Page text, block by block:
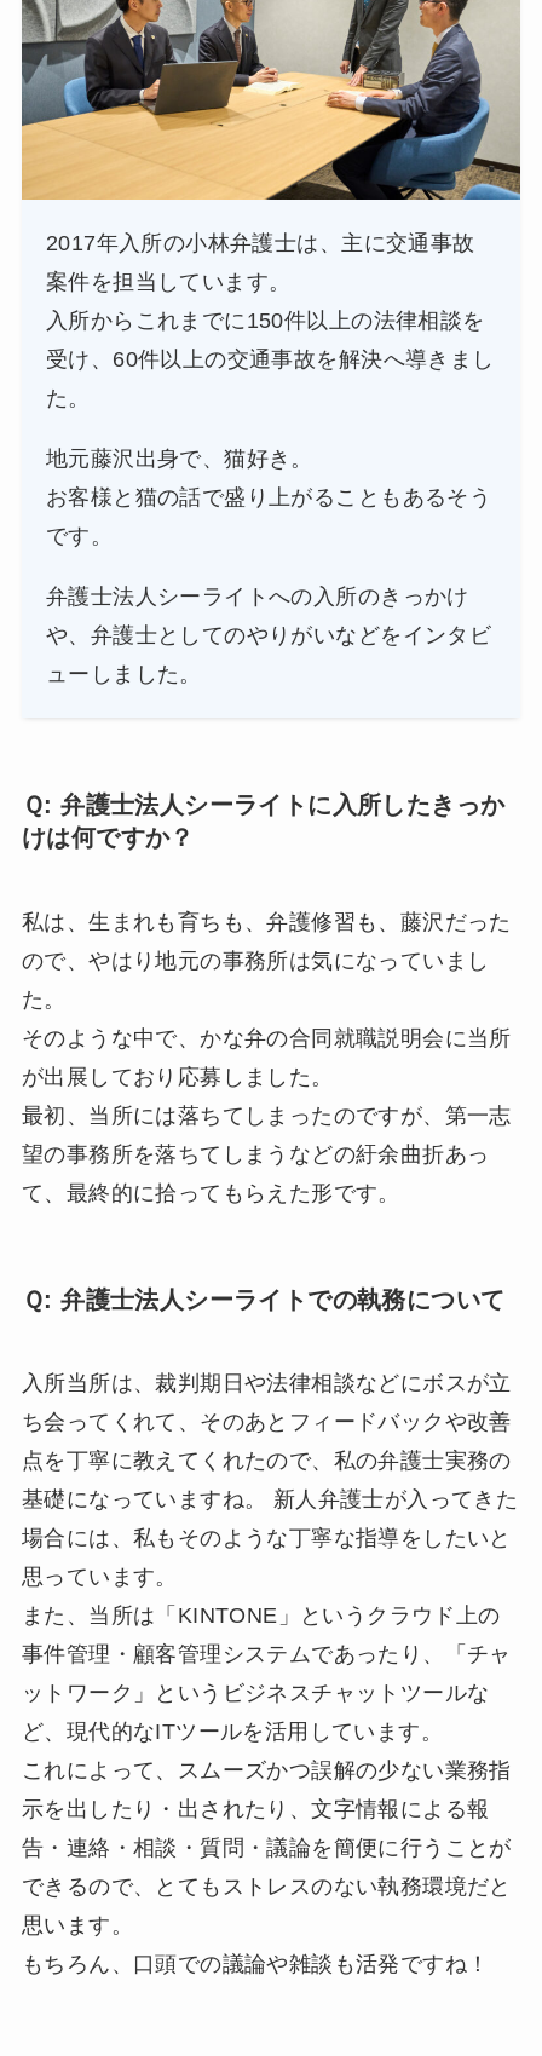
2017年入所の小林弁護士は、主に交通事故
案件を担当しています。
入所からこれまでに150件以上の法律相談を
受け、60件以上の交通事故を解決へ導きまし
た。
地元藤沢出身で、猫好き。
お客様と猫の話で盛り上がることもあるそう
です。
弁護士法人シーライトへの入所のきっかけ
や、弁護士としてのやりがいなどをインタビ
ューしました。
Ｑ: 弁護士法人シーライトに入所したきっか
けは何ですか？
私は、生まれも育ちも、弁護修習も、藤沢だった
ので、やはり地元の事務所は気になっていまし
た。
そのような中で、かな弁の合同就職説明会に当所
が出展しており応募しました。
最初、当所には落ちてしまったのですが、第一志
望の事務所を落ちてしまうなどの紆余曲折あっ
て、最終的に拾ってもらえた形です。
Ｑ: 弁護士法人シーライトでの執務について
入所当所は、裁判期日や法律相談などにボスが立
ち会ってくれて、そのあとフィードバックや改善
点を丁寧に教えてくれたので、私の弁護士実務の
基礎になっていますね。 新人弁護士が入ってきた
場合には、私もそのような丁寧な指導をしたいと
思っています。
また、当所は「KINTONE」というクラウド上の
事件管理・顧客管理システムであったり、「チャ
ットワーク」というビジネスチャットツールな
ど、現代的なITツールを活用しています。
これによって、スムーズかつ誤解の少ない業務指
示を出したり・出されたり、文字情報による報
告・連絡・相談・質問・議論を簡便に行うことが
できるので、とてもストレスのない執務環境だと
思います。
もちろん、口頭での議論や雑談も活発ですね！